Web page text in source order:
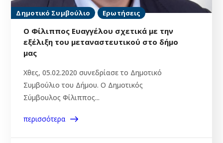
Δημοτικό Συμβούλιο Ερωτήσεις
Ο Φίλιππος Ευαγγέλου σχετικά με την
εξέλιξη του μεταναστευτικού στο δήμο
μας
Χθες, 05.02.2020 συνεδρίασε το Δημοτικό
Συμβούλιο του Δήμου. Ο Δημοτικός
Σύμβουλος Φίλιππος...
περισσότερα